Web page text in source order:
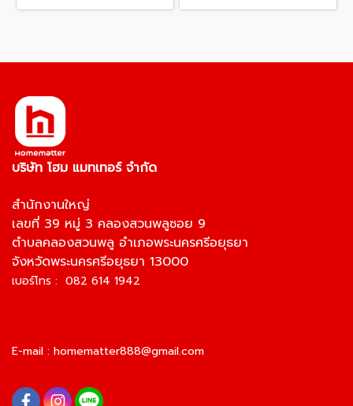
บริษัท โฮม แมทเทอร์ จำกัด
สำนักงานใหญ่
เลขที่ 39 หมู่ 3 คลองสวนพลูซอย 9
ตำบลคลองสวนพลู อำเภอพระนครศรีอยุธยา
จังหวัดพระนครศรีอยุธยา 13000
เบอร์โทร : 082 614 1942
E-mail : homematter888@gmail.com